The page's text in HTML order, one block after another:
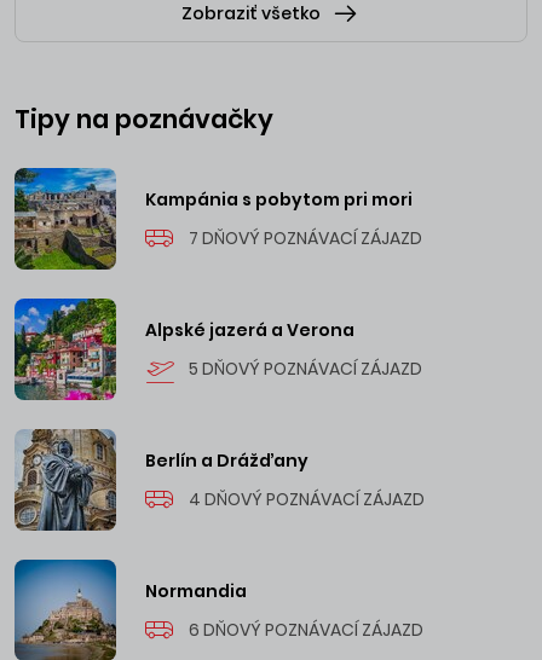
Zobraziť všetko
Tipy na poznávačky
Kampánia s pobytom pri mori
7 DŇOVÝ POZNÁVACÍ ZÁJAZD
Alpské jazerá a Verona
5 DŇOVÝ POZNÁVACÍ ZÁJAZD
Berlín a Drážďany
4 DŇOVÝ POZNÁVACÍ ZÁJAZD
Normandia
6 DŇOVÝ POZNÁVACÍ ZÁJAZD